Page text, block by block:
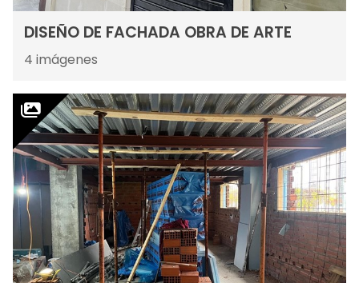
DISEÑO DE FACHADA OBRA DE ARTE
4 imágenes